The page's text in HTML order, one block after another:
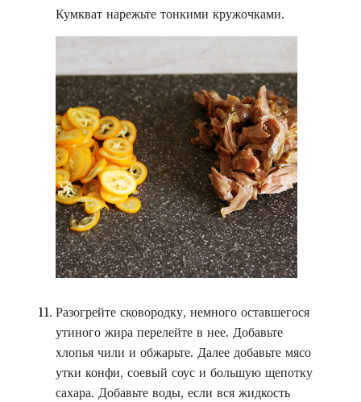
Кумкват нарежьте тонкими кружочками.
Разогрейте сковородку, немного оставшегося
утиного жира перелейте в нее. Добавьте
хлопья чили и обжарьте. Далее добавьте мясо
утки конфи, соевый соус и большую щепотку
сахара. Добавьте воды, если вся жидкость